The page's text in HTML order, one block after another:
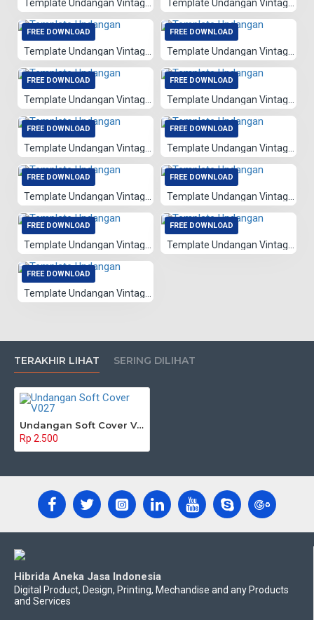
FREE DOWNLOAD FREE DOWNLOAD
FREE DOWNLOAD FREE DOWNLOAD
FREE DOWNLOAD FREE DOWNLOAD
FREE DOWNLOAD FREE DOWNLOAD
FREE DOWNLOAD FREE DOWNLOAD
FREE DOWNLOAD
TERAKHIR LIHAT SERING DILIHAT
Undangan Soft Cover V027
Rp 2.500
Hibrida Aneka Jasa Indonesia
Digital Product, Design, Printing, Mechandise and any Products
and Services